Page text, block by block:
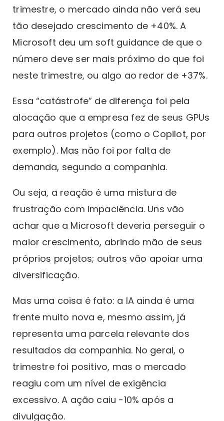
trimestre, o mercado ainda não verá seu
tão desejado crescimento de +40%. A
Microsoft deu um soft guidance de que o
número deve ser mais próximo do que foi
neste trimestre, ou algo ao redor de +37%.
Essa “catástrofe” de diferença foi pela
alocação que a empresa fez de seus GPUs
para outros projetos (como o Copilot, por
exemplo). Mas não foi por falta de
demanda, segundo a companhia.
Ou seja, a reação é uma mistura de
frustração com impaciência. Uns vão
achar que a Microsoft deveria perseguir o
maior crescimento, abrindo mão de seus
próprios projetos; outros vão apoiar uma
diversificação.
Mas uma coisa é fato: a IA ainda é uma
frente muito nova e, mesmo assim, já
representa uma parcela relevante dos
resultados da companhia. No geral, o
trimestre foi positivo, mas o mercado
reagiu com um nível de exigência
excessivo. A ação caiu -10% após a
divulgação.